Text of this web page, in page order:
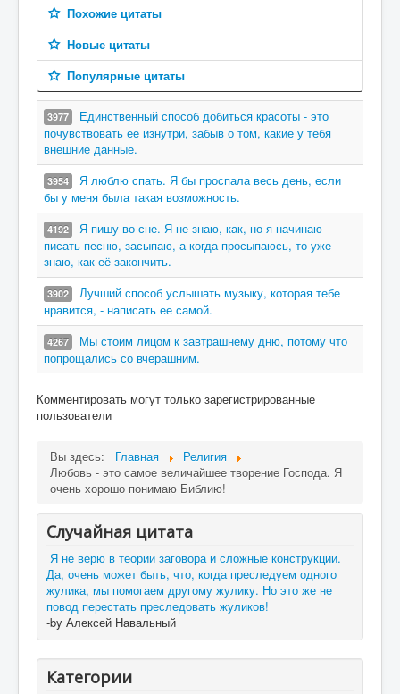
Похожие цитаты
Новые цитаты
Популярные цитаты
3977
Единственный способ добиться красоты - это
почувствовать ее изнутри, забыв о том, какие у тебя
внешние данные.
3954
Я люблю спать. Я бы проспала весь день, если
бы у меня была такая возможность.
4192
Я пишу во сне. Я не знаю, как, но я начинаю
писать песню, засыпаю, а когда просыпаюсь, то уже
знаю, как её закончить.
3902
Лучший способ услышать музыку, которая тебе
нравится, - написать ее самой.
4267
Мы стоим лицом к завтрашнему дню, потому что
попрощались со вчерашним.
Комментировать могут только зарегистрированные
пользователи
Вы здесь: Главная
Религия
Любовь - это самое величайшее творение Господа. Я
очень хорошо понимаю Библию!
Случайная цитата
Я не верю в теории заговора и сложные конструкции.
Да, очень может быть, что, когда преследуем одного
жулика, мы помогаем другому жулику. Но это же не
повод перестать преследовать жуликов!
-by Алексей Навальный
Категории